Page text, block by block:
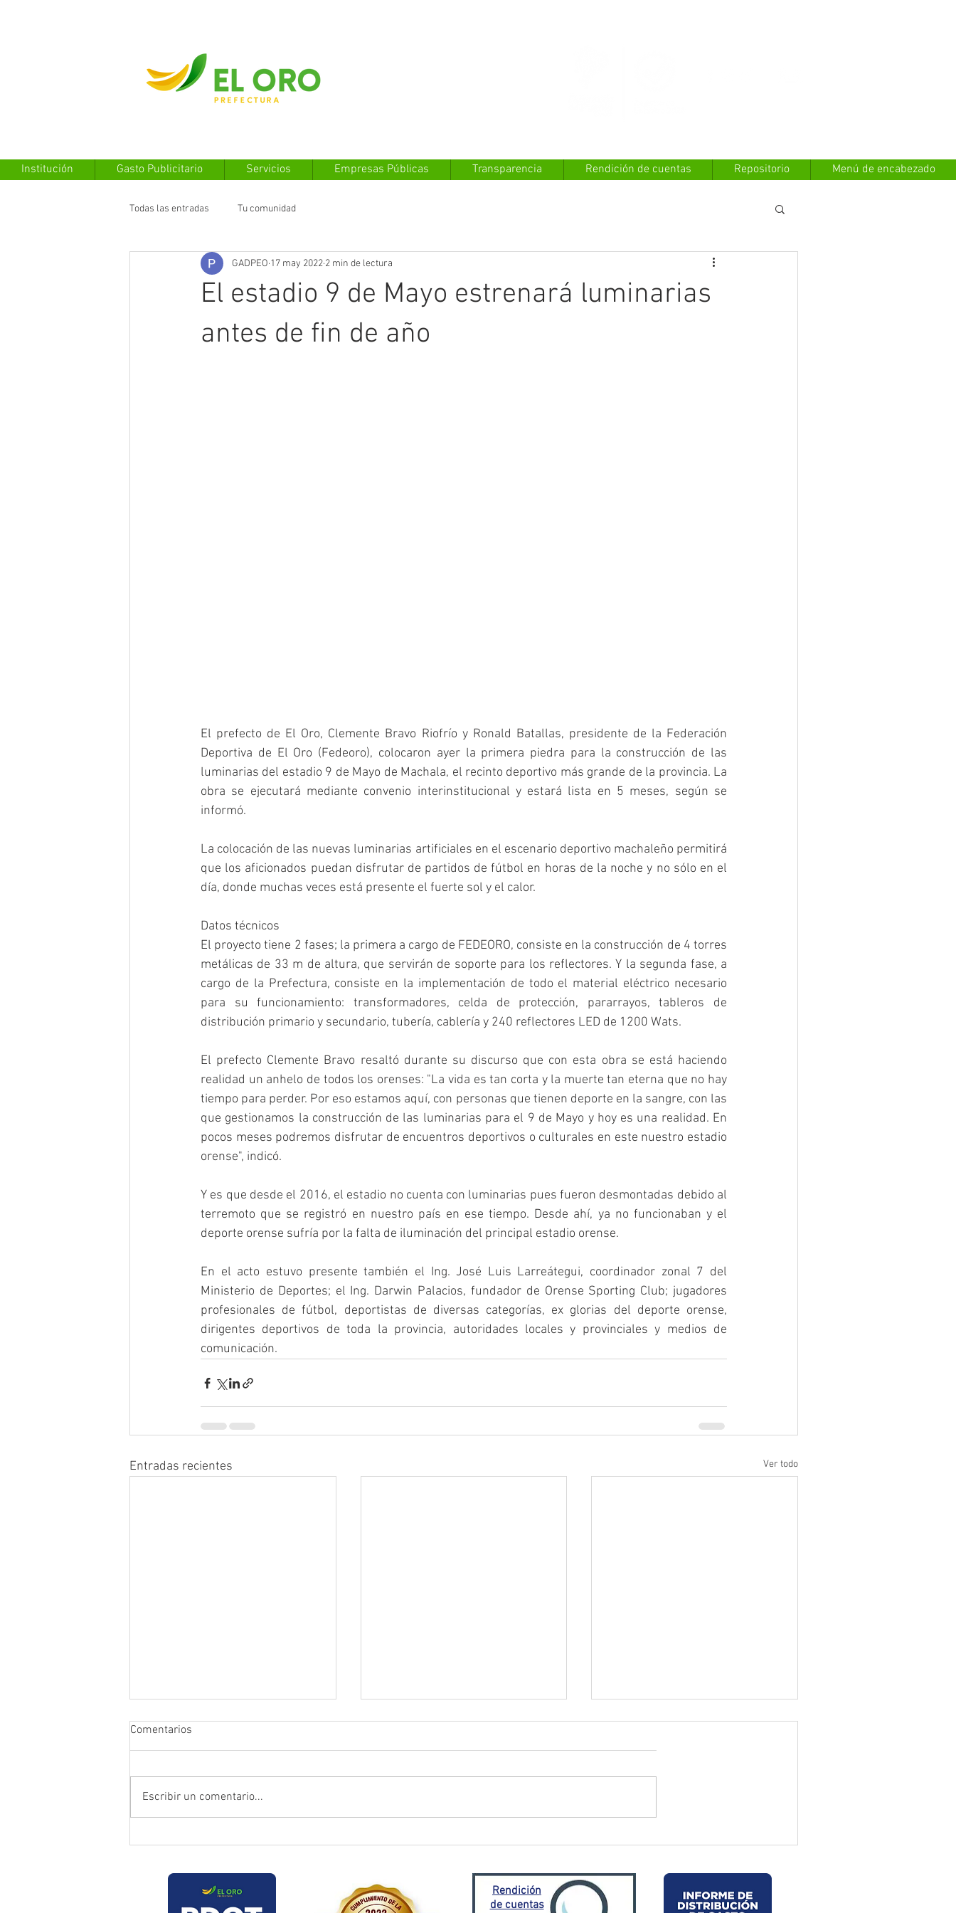
Institución Gasto Publicitario Servicios Empresas Públicas Transparencia Rendición de cuentas Repositorio Menú de encabezado
Todas las entradas Tu comunidad
El estadio 9 de Mayo estrenará luminarias
antes de fin de año
GADPEO 17 may 2022 2 min de lectura
El prefecto de El Oro, Clemente Bravo Riofrío y Ronald Batallas, presidente de la Federación
Deportiva de El Oro (Fedeoro), colocaron ayer la primera piedra para la construcción de las
luminarias del estadio 9 de Mayo de Machala, el recinto deportivo más grande de la provincia. La
obra se ejecutará mediante convenio interinstitucional y estará lista en 5 meses, según se
informó.
La colocación de las nuevas luminarias artificiales en el escenario deportivo machaleño permitirá
que los aficionados puedan disfrutar de partidos de fútbol en horas de la noche y no sólo en el
día, donde muchas veces está presente el fuerte sol y el calor.
Datos técnicos
El proyecto tiene 2 fases; la primera a cargo de FEDEORO, consiste en la construcción de 4 torres
metálicas de 33 m de altura, que servirán de soporte para los reflectores. Y la segunda fase, a
cargo de la Prefectura, consiste en la implementación de todo el material eléctrico necesario
para su funcionamiento: transformadores, celda de protección, pararrayos, tableros de
distribución primario y secundario, tubería, cablería y 240 reflectores LED de 1200 Wats.
El prefecto Clemente Bravo resaltó durante su discurso que con esta obra se está haciendo
realidad un anhelo de todos los orenses: "La vida es tan corta y la muerte tan eterna que no hay
tiempo para perder. Por eso estamos aquí, con personas que tienen deporte en la sangre, con las
que gestionamos la construcción de las luminarias para el 9 de Mayo y hoy es una realidad. En
pocos meses podremos disfrutar de encuentros deportivos o culturales en este nuestro estadio
orense", indicó.
Y es que desde el 2016, el estadio no cuenta con luminarias pues fueron desmontadas debido al
terremoto que se registró en nuestro país en ese tiempo. Desde ahí, ya no funcionaban y el
deporte orense sufría por la falta de iluminación del principal estadio orense.
En el acto estuvo presente también el Ing. José Luis Larreátegui, coordinador zonal 7 del
Ministerio de Deportes; el Ing. Darwin Palacios, fundador de Orense Sporting Club; jugadores
profesionales de fútbol, deportistas de diversas categorías, ex glorias del deporte orense,
dirigentes deportivos de toda la provincia, autoridades locales y provinciales y medios de
comunicación.
Entradas recientes Ver todo
Comentarios
Escribir un comentario...
Rendición
de cuentas